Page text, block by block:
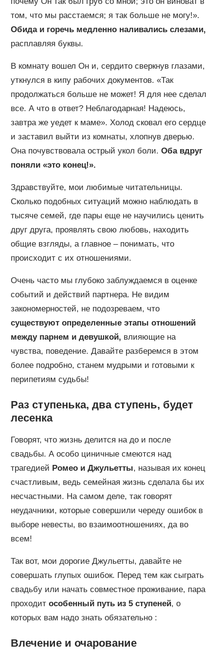
том, что мы расстаемся; я так больше не могу!».
Обида и горечь медленно наливались слезами,
расплавляя буквы.
В комнату вошел Он и, сердито сверкнув глазами,
уткнулся в кипу рабочих документов. «Так
продолжаться больше не может! Я для нее сделал
все. А что в ответ? Неблагодарная! Надеюсь,
завтра же уедет к маме». Холод сковал его сердце
и заставил выйти из комнаты, хлопнув дверью.
Она почувствовала острый укол боли. Оба вдруг
поняли «это конец!».
Здравствуйте, мои любимые читательницы.
Сколько подобных ситуаций можно наблюдать в
тысяче семей, где пары еще не научились ценить
друг друга, проявлять свою любовь, находить
общие взгляды, а главное – понимать, что
происходит с их отношениями.
Очень часто мы глубоко заблуждаемся в оценке
событий и действий партнера. Не видим
закономерностей, не подозреваем, что
существуют определенные этапы отношений
между парнем и девушкой, влияющие на
чувства, поведение. Давайте разберемся в этом
более подробно, станем мудрыми и готовыми к
перипетиям судьбы!
Раз ступенька, два ступень, будет
лесенка
Говорят, что жизнь делится на до и после
свадьбы. А особо циничные смеются над
трагедией Ромео и Джульетты, называя их конец
счастливым, ведь семейная жизнь сделала бы их
несчастными. На самом деле, так говорят
неудачники, которые совершили череду ошибок в
выборе невесты, во взаимоотношениях, да во
всем!
Так вот, мои дорогие Джульетты, давайте не
совершать глупых ошибок. Перед тем как сыграть
свадьбу или начать совместное проживание, пара
проходит особенный путь из 5 ступеней, о
которых вам надо знать обязательно :
Влечение и очарование